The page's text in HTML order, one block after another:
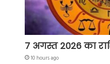
7 अगस्त 2026 का
10 hours ago